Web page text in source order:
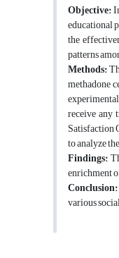
Objective:
educational
the
patterns
Methods:
methadone
receive any
Satisfaction
to analyze
Findings:
enrichment
Conclusion:
various